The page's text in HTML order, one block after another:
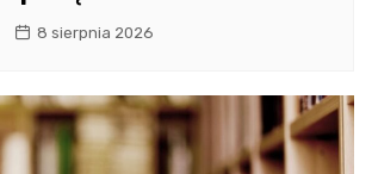
8 sierpnia 2026